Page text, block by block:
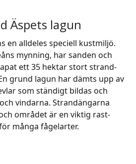
Äspets lagun
en alldeles speciell kustmiljö.
mynning, har sanden och
ett 35 hektar stort strand-
grund lagun har dämts upp av
som ständigt bildas och
vindarna. Strandängarna
området är en viktig rast-
många fågelarter.